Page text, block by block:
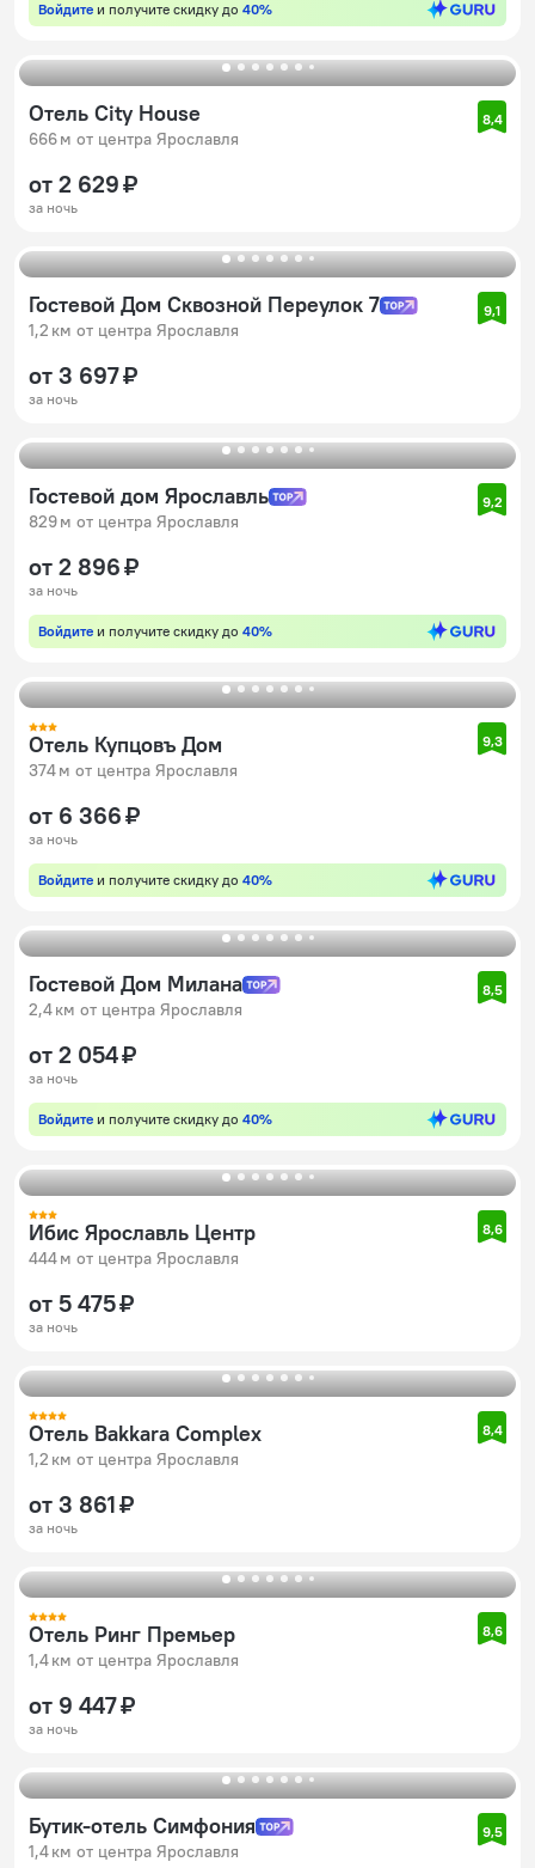
Войдите и получите скидку до 40%
Отель City House
666 м от центра Ярославля
8,4
от 2 629 ₽
за ночь
Гостевой Дом Сквозной Переулок 7
1,2 км от центра Ярославля
9,1
от 3 697 ₽
за ночь
Гостевой дом Ярославль
829 м от центра Ярославля
9,2
от 2 896 ₽
за ночь
Войдите и получите скидку до 40%
Отель Купцовъ Дом
374 м от центра Ярославля
9,3
от 6 366 ₽
за ночь
Войдите и получите скидку до 40%
Гостевой Дом Милана
2,4 км от центра Ярославля
8,5
от 2 054 ₽
за ночь
Войдите и получите скидку до 40%
Ибис Ярославль Центр
444 м от центра Ярославля
8,6
от 5 475 ₽
за ночь
Отель Bakkara Complex
1,2 км от центра Ярославля
8,4
от 3 861 ₽
за ночь
Отель Ринг Премьер
1,4 км от центра Ярославля
8,6
от 9 447 ₽
за ночь
Бутик-отель Симфония
1,4 км от центра Ярославля
9,5